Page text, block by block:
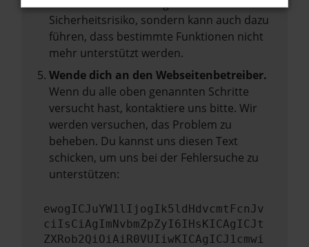
Veraltete Software birgt nicht nur ein
Sicherheitsrisiko, sondern kann auch dazu
führen, dass bestimmte Funktionen nicht
mehr unterstützt werden.
Wende dich an den Webseitenbetreiber.
Wenn du alle oben genannten Schritte
versucht hast, kontaktiere uns bitte. Wir
werden versuchen, das Problem zu
beheben. Du kannst uns diesen Text
schicken, um uns bei der Fehlersuche zu
unterstützen:
ewogICJuYW1lIjogIk5ldHdvcmtFcnJv
ciIsCiAgImNvbmZpZyI6IHsKICAgICJt
ZXRob2QiOiAiR0VUIiwKICAgICJ1cmwi